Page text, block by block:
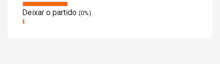
Deixar o partido (0%)